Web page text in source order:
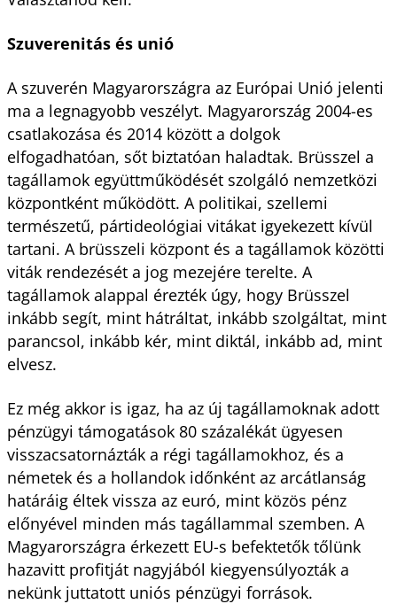
Szuverenitás és unió
A szuverén Magyarországra az Európai Unió jelenti
ma a legnagyobb veszélyt. Magyarország 2004-es
csatlakozása és 2014 között a dolgok
elfogadhatóan, sőt biztatóan haladtak. Brüsszel a
tagállamok együttműködését szolgáló nemzetközi
központként működött. A politikai, szellemi
természetű, pártideológiai vitákat igyekezett kívül
tartani. A brüsszeli központ és a tagállamok közötti
viták rendezését a jog mezejére terelte. A
tagállamok alappal érezték úgy, hogy Brüsszel
inkább segít, mint hátráltat, inkább szolgáltat, mint
parancsol, inkább kér, mint diktál, inkább ad, mint
elvesz.
Ez még akkor is igaz, ha az új tagállamoknak adott
pénzügyi támogatások 80 százalékát ügyesen
visszacsatornázták a régi tagállamokhoz, és a
németek és a hollandok időnként az arcátlanság
határáig éltek vissza az euró, mint közös pénz
előnyével minden más tagállammal szemben. A
Magyarországra érkezett EU-s befektetők tőlünk
hazavitt profitját nagyjából kiegyensúlyozták a
nekünk juttatott uniós pénzügyi források.